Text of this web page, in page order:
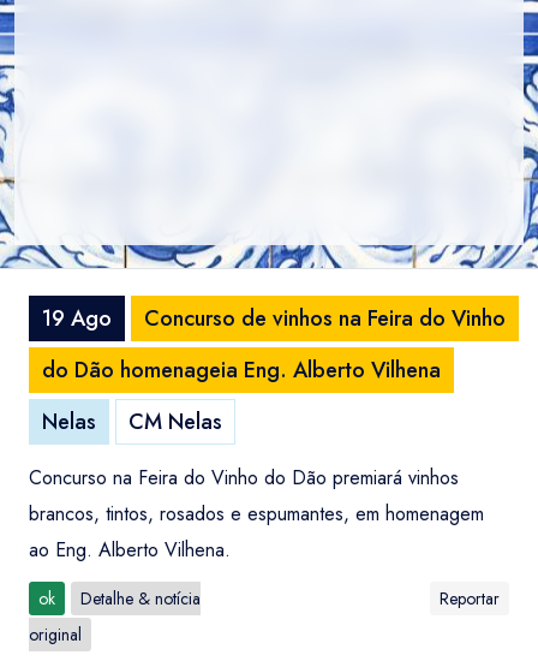
19 Ago
Concurso de vinhos na Feira do Vinho
do Dão homenageia Eng. Alberto Vilhena
Nelas
CM Nelas
Concurso na Feira do Vinho do Dão premiará vinhos
brancos, tintos, rosados e espumantes, em homenagem
ao Eng. Alberto Vilhena.
ok
Detalhe & notícia
original
Reportar